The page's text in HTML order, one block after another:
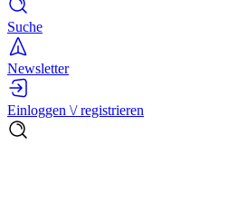
Suche
Newsletter
Einloggen \/ registrieren